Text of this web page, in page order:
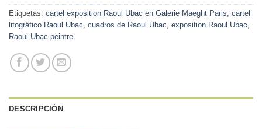
Etiquetas: cartel exposition Raoul Ubac en Galerie Maeght Paris cartel
litográfico Raoul Ubac cuadros de Raoul Ubac exposition Raoul Ubac
Raoul Ubac peintre
DESCRIPCIÓN